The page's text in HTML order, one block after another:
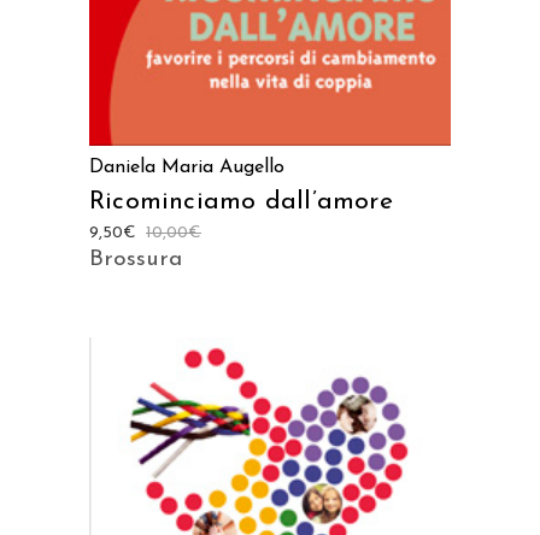
Daniela Maria Augello
Ricominciamo dall’amore
10,00€
9,50€
Brossura